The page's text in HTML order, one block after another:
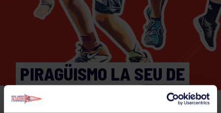
PIRAGÜISMO LA SEU DE
URGEL SLALOM